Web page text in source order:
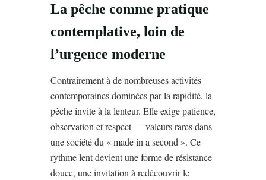
La pêche comme pratique
contemplative, loin de
l’urgence moderne
Contrairement à de nombreuses activités
contemporaines dominées par la rapidité, la
pêche invite à la lenteur. Elle exige patience,
observation et respect — valeurs rares dans
une société du « made in a second ». Ce
rythme lent devient une forme de résistance
douce, une invitation à redécouvrir le